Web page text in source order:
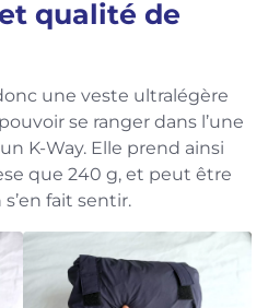
qualité de
une veste ultralégère
se ranger dans l’une
K-Way. Elle prend ainsi
que 240 g, et peut être
fait sentir.